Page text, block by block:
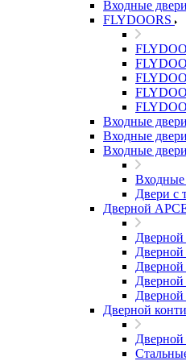
Входные двери
FLYDOORS
Входные
Входные
Входные
Входные
Двери с
Дверной
Дверной
Дверной